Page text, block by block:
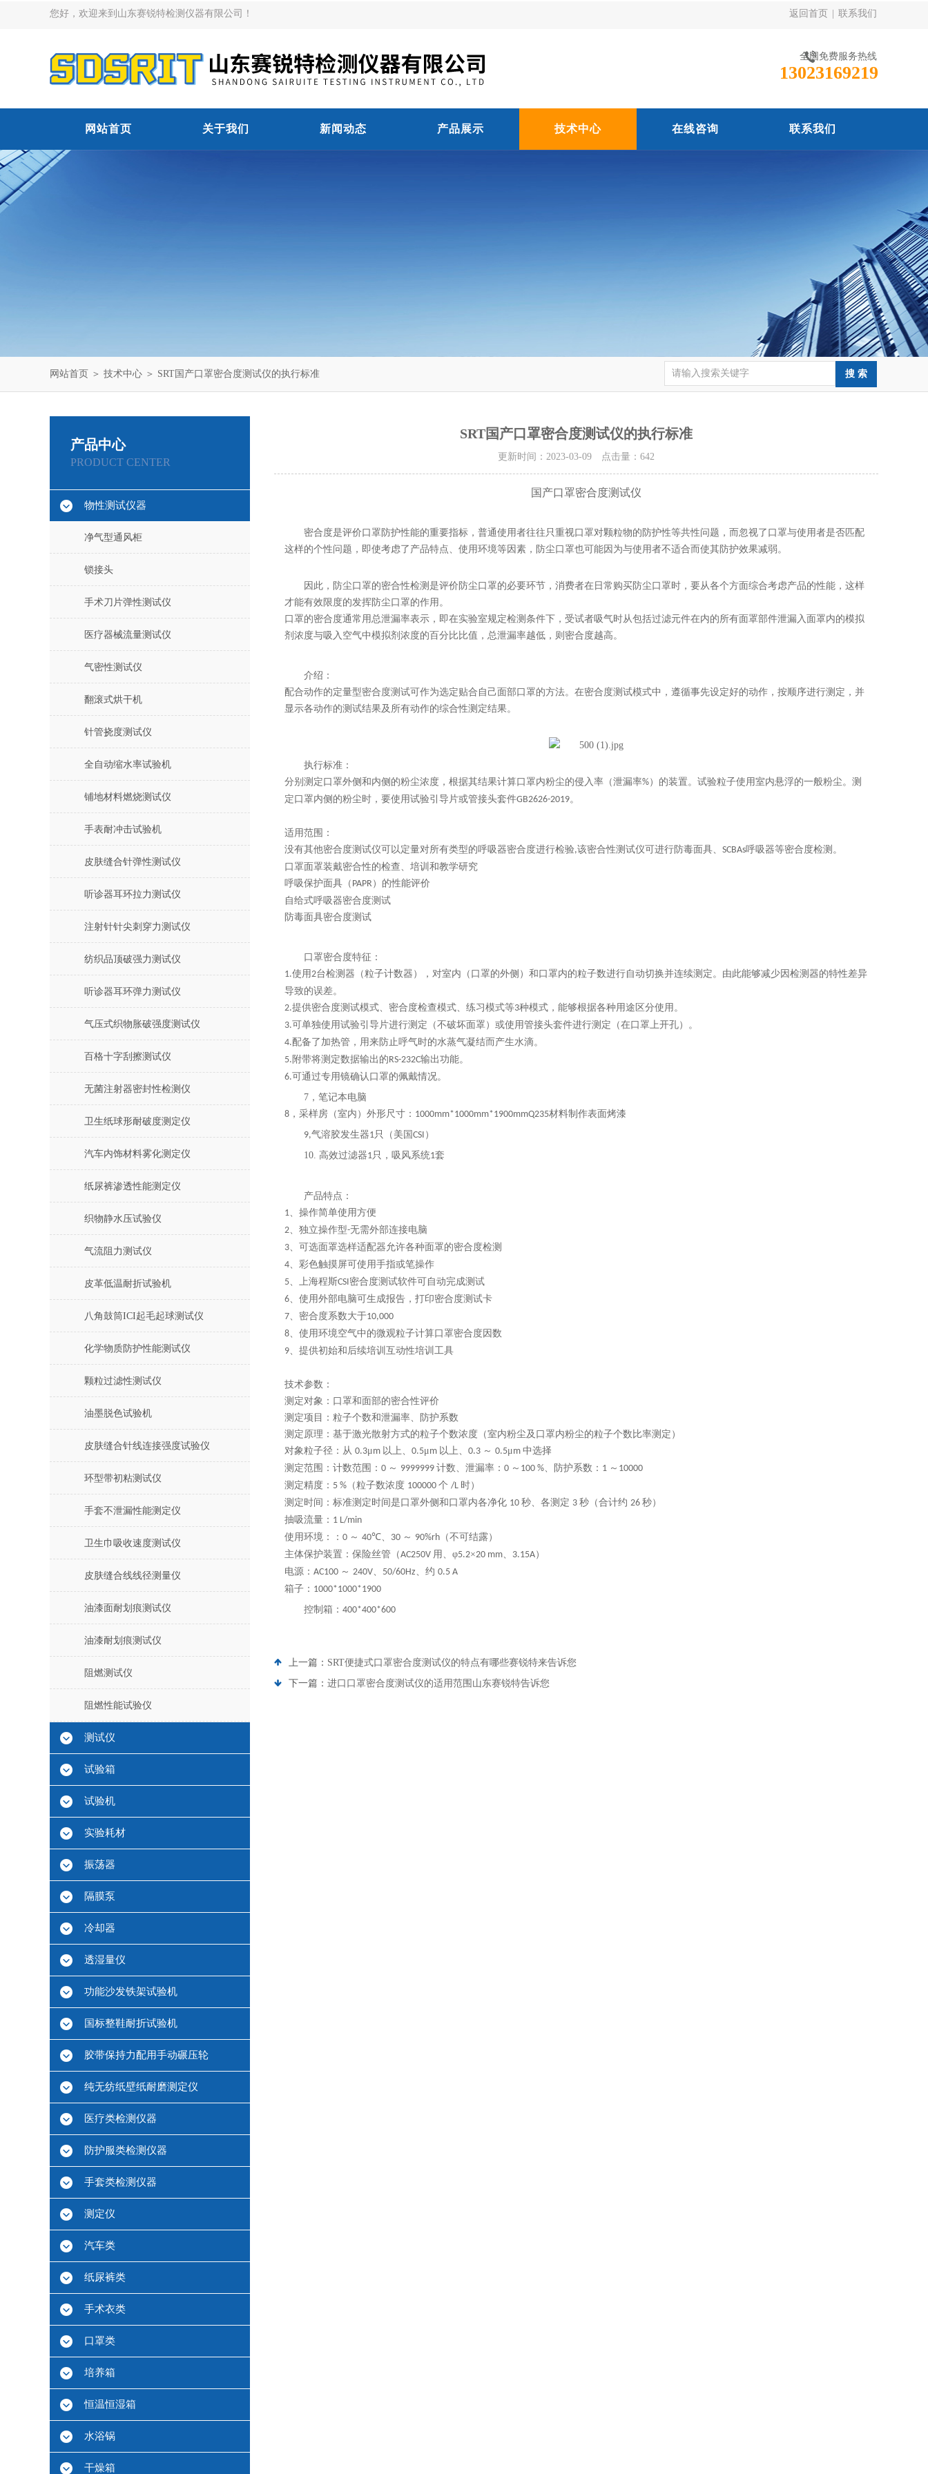
您好，欢迎来到山东赛锐特检测仪器有限公司！ 返回首页 联系我们
全国免费服务热线
13023169219
网站首页 关于我们 新闻动态 产品展示 技术中心 在线咨询 联系我们
网站首页 ＞ 技术中心 ＞ SRT国产口罩密合度测试仪的执行标准
产品中心
PRODUCT CENTER
物性测试仪器
净气型通风柜
锁接头
手术刀片弹性测试仪
医疗器械流量测试仪
气密性测试仪
翻滚式烘干机
针管挠度测试仪
全自动缩水率试验机
铺地材料燃烧测试仪
手表耐冲击试验机
皮肤缝合针弹性测试仪
听诊器耳环拉力测试仪
注射针针尖刺穿力测试仪
纺织品顶破强力测试仪
听诊器耳环弹力测试仪
气压式织物胀破强度测试仪
百格十字刮擦测试仪
无菌注射器密封性检测仪
卫生纸球形耐破度测定仪
汽车内饰材料雾化测定仪
纸尿裤渗透性能测定仪
织物静水压试验仪
气流阻力测试仪
皮革低温耐折试验机
八角鼓筒ICI起毛起球测试仪
化学物质防护性能测试仪
颗粒过滤性测试仪
油墨脱色试验机
皮肤缝合针线连接强度试验仪
环型带初粘测试仪
手套不泄漏性能测定仪
卫生巾吸收速度测试仪
皮肤缝合线线径测量仪
油漆面耐划痕测试仪
油漆耐划痕测试仪
阻燃测试仪
阻燃性能试验仪
测试仪
试验箱
试验机
实验耗材
振荡器
隔膜泵
冷却器
透湿量仪
功能沙发铁架试验机
国标整鞋耐折试验机
胶带保持力配用手动碾压轮
纯无纺纸壁纸耐磨测定仪
医疗类检测仪器
防护服类检测仪器
手套类检测仪器
测定仪
汽车类
纸尿裤类
手术衣类
口罩类
培养箱
恒温恒湿箱
水浴锅
干燥箱
SRT国产口罩密合度测试仪的执行标准
更新时间：2023-03-09 点击量： 642
国产口罩密合度测试仪
密合度是评价口罩防护性能的重要指标，普通使用者往往只重视口罩对颗粒物的防护性等共性问题，而忽视了口罩与使用者是否匹配
这样的个性问题，即使考虑了产品特点、使用环境等因素，防尘口罩也可能因为与使用者不适合而使其防护效果减弱。
因此，防尘口罩的密合性检测是评价防尘口罩的必要环节，消费者在日常购买防尘口罩时，要从各个方面综合考虑产品的性能，这样
才能有效限度的发挥防尘口罩的作用。
口罩的密合度通常用总泄漏率表示，即在实验室规定检测条件下，受试者吸气时从包括过滤元件在内的所有面罩部件泄漏入面罩内的模拟
剂浓度与吸入空气中模拟剂浓度的百分比比值，总泄漏率越低，则密合度越高。
介绍：
配合动作的定量型密合度测试可作为选定贴合自己面部口罩的方法。在密合度测试模式中，遵循事先设定好的动作，按顺序进行测定，并
显示各动作的测试结果及所有动作的综合性测定结果。
执行标准 ：
分别测定口罩外侧和内侧的粉尘浓度，根据其结果计算口罩内粉尘的侵入率（泄漏率%）的装置。试验粒子使用室内悬浮的一般粉尘。测
定口罩内侧的粉尘时，要使用试验引导片或管接头套件GB2626-2019。
适用范围：
没有其他密合度测试仪可以定量对所有类型的呼吸器密合度进行检验,该密合性测试仪可进行防毒面具、 SCBAs呼吸器等密合度检测。
口罩面罩装戴密合性的检查、培训和教学研究
呼吸保护面具（ PAPR ）的性能评价
自给式呼吸器密合度测试
防毒面具密合度测试
口罩密合度特征：
1.使用2台检测器（粒子计数器），对室内（口罩的外侧）和口罩内的粒子数进行自动切换并连续测定。由此能够减少因检测器的特性差异
导致的误差。
2.提供密合度测试模式、密合度检查模式、练习模式等3种模式，能够根据各种用途区分使用。
3.可单独使用试验引导片进行测定（不破坏面罩）或使用管接头套件进行测定（在口罩上开孔）。
4.配备了加热管，用来防止呼气时的水蒸气凝结而产生水滴。
5. 附带将测定数据输出的RS-232C输出功能。
6.可通过专用镜确认口罩的佩戴情况。
7， 笔记本电脑
8 ，采样房（室内）外形尺寸： 1000mm*1000mm*1900mmQ235材料制作表面烤漆
9,气溶胶发生器1只（美国 CSI ）
10. 高效过滤器1只，吸风系统1套
产品特点：
1、操作简单使用方便
2、独立操作型-无需外部连接电脑
3、可选面罩选样适配器允许各种面罩的密合度检测
4、彩色触摸屏可使用手指或笔操作
5、 上海程斯CSI密合度测试软件可自动完成测试
6、使用外部电脑可生成报告，打印密合度测试卡
7、密合度系数大于10,000
8、使用环境空气中的微观粒子计算口罩密合度因数
9、提供初始和后续培训互动性培训工具
技术参数：
测定对象：口罩和面部的密合性评价
测定项目：粒子个数和泄漏率、防护系数
测定原理：基于激光散射方式的粒子个数浓度（室内粉尘及口罩内粉尘的粒子个数比率测定）
对象粒子径：从 0.3μm 以上、 0.5μm 以上、 0.3 ～ 0.5μm 中选择
测定范围：计数范围： 0 ～ 9999999 计数、泄漏率： 0 ～ 100 %、防护系数： 1 ～ 10000
测定精度： 5 % （粒子数浓度 100000 个 /L 时）
测定时间：标准测定时间是口罩外侧和口罩内各净化 10 秒、各测定 3 秒（合计约 26 秒）
抽吸流量： 1 L/min
使用环境：： 0 ～ 40℃、 30 ～ 90%rh （不可结露）
主体保护装置：保险丝管（AC250V 用、φ5.2×20 mm、 3.15A）
电源： AC100 ～ 240V、 50/60Hz、约 0.5 A
箱子： 1000*1000*1900
控制箱： 400*400*600
上一篇： SRT便捷式口罩密合度测试仪的特点有哪些赛锐特来告诉您
下一篇： 进口口罩密合度测试仪的适用范围山东赛锐特告诉您